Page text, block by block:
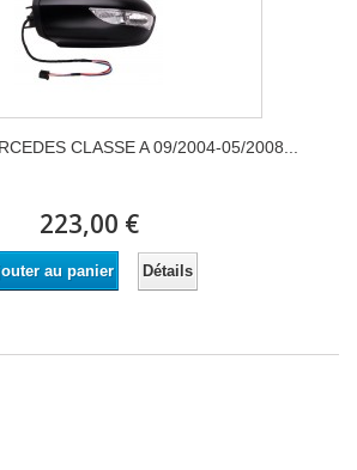
CLASSE A 09/2004-05/2008...
223,00 €
au panier Détails